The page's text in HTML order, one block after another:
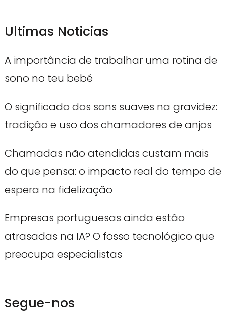
Ultimas Noticias
A importância de trabalhar uma rotina de
sono no teu bebé
O significado dos sons suaves na gravidez:
tradição e uso dos chamadores de anjos
Chamadas não atendidas custam mais
do que pensa: o impacto real do tempo de
espera na fidelização
Empresas portuguesas ainda estão
atrasadas na IA? O fosso tecnológico que
preocupa especialistas
Segue-nos